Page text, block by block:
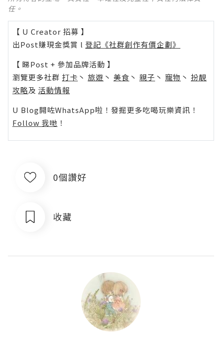
任。
【 U Creator 招募 】
出Post賺現金獎賞 l 登記《社群創作有價企劃》
【 睇Post + 參加品牌活動 】
瀏覽更多社群 打卡 丶 旅遊 丶 美食 丶 親子 丶 寵物 丶 扮靚
攻略及 活動情報
U Blog開咗WhatsApp啦！發掘更多吃喝玩樂資訊！
Follow 我哋 ！
0個讚好
收藏